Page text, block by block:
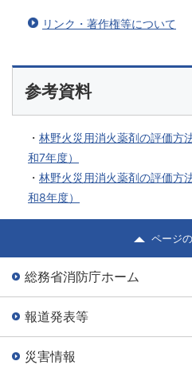
リンク・著作権等について
参考資料
・ 林野火災用消火薬剤の評価方
和7年度）
・ 林野火災用消火薬剤の評価方
和8年度）
ページ
総務省消防庁ホーム
報道発表等
災害情報